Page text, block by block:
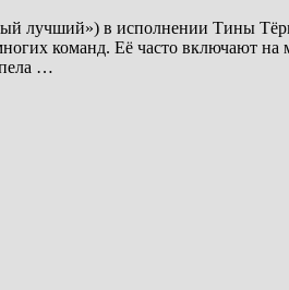
лучший») в исполнении Тины
команд. Её часто включают
…